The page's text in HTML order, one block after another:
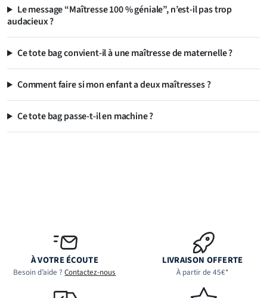
Le message “Maîtresse 100 % géniale”, n’est-il pas trop
audacieux ?
Ce tote bag convient-il à une maîtresse de maternelle ?
Comment faire si mon enfant a deux maîtresses ?
Ce tote bag passe-t-il en machine ?
À VOTRE ÉCOUTE
Besoin d’aide ?Contactez-nous
LIVRAISON OFFERTE
À partir de 45€*